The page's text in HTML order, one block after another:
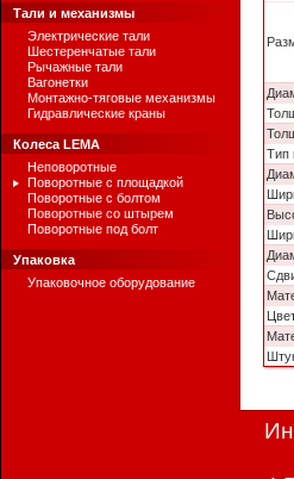
Тали и механизмы
Электрические тали
Шестеренчатые тали
Рычажные тали
Вагонетки
Монтажно-тяговые механизмы
Гидравлические краны
Колеса LEMA
Неповоротные
Поворотные с площадкой
Поворотные с болтом
Поворотные со штырем
Поворотные под болт
Упаковка
Упаковочное оборудование
Тип